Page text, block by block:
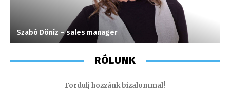
Szabó Döníz – sales manager
RÓLUNK
Fordulj hozzánk bizalommal!